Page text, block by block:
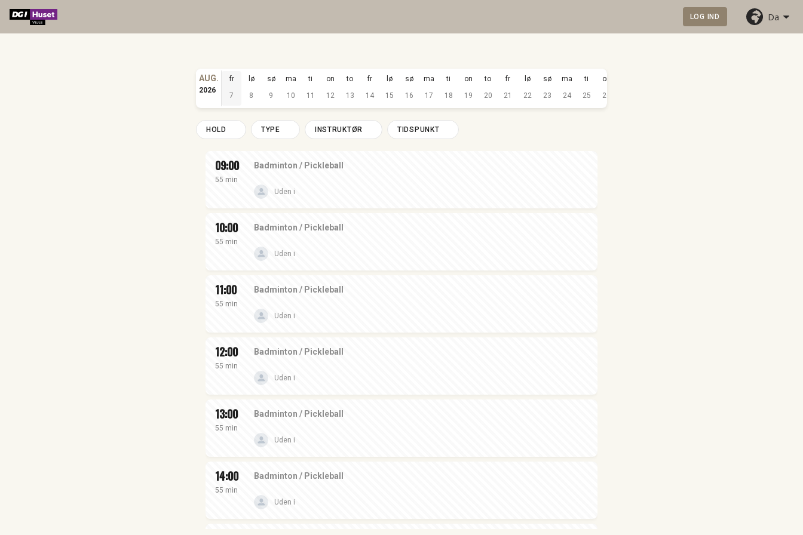
LOG IND Da
AUG.
2026
fr
7
lø
8
sø
9
ma
10
ti
11
on
12
to
13
fr
14
lø
15
sø
16
ma
17
ti
18
on
19
to
20
fr
21
lø
22
sø
23
ma
24
ti
25
on
26
HOLD TYPE INSTRUKTØR TIDSPUNKT
09:00
55 min
Badminton / Pickleball
Uden i
10:00
55 min
Badminton / Pickleball
Uden i
11:00
55 min
Badminton / Pickleball
Uden i
12:00
55 min
Badminton / Pickleball
Uden i
13:00
55 min
Badminton / Pickleball
Uden i
14:00
55 min
Badminton / Pickleball
Uden i